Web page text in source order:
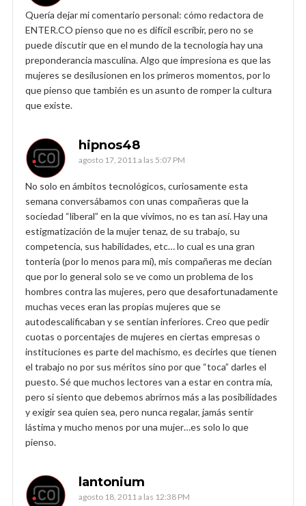
Quería dejar mi comentario personal: cómo redactora de
ENTER.CO pienso que no es difícil escribir, pero no se
puede discutir que en el mundo de la tecnología hay una
preponderancia masculina. Algo que impresiona es que las
mujeres se desilusionen en los primeros momentos, por lo
que pienso que también es un asunto de romper la cultura
que existe.
hipnos48
agosto 17, 2011 a las 5:07 PM
No solo en ámbitos tecnológicos, curiosamente esta
semana conversábamos con unas compañeras que la
sociedad “liberal” en la que vivimos, no es tan así. Hay una
estigmatización de la mujer tenaz, de su trabajo, su
competencia, sus habilidades, etc… lo cual es una gran
tontería (por lo menos para mí), mis compañeras me decían
que por lo general solo se ve como un problema de los
hombres contra las mujeres, pero que desafortunadamente
muchas veces eran las propias mujeres que se
autodescalificaban y se sentían inferiores. Creo que pedir
cuotas o porcentajes de mujeres en ciertas empresas o
instituciones es parte del machismo, es decirles que tienen
el trabajo no por sus méritos sino por que “toca” darles el
puesto. Sé que muchos lectores van a estar en contra mía,
pero si siento que debemos abrirnos más a las posibilidades
y exigir sea quien sea, pero nunca regalar, jamás sentir
lástima y mucho menos por una mujer…es solo lo que
pienso.
lantonium
agosto 18, 2011 a las 12:38 PM